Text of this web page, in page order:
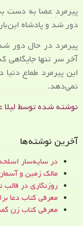
پیرمردِ عصا به دست
دور شد و پادشاه
پیرمرد در حال دور
آخر سر تنها
این پیرمرد طماع
نمی‌دهد.
نوشته شده توسط لیلا
آخرین نوشته‌ها
در سایه‌سار
مالک زمین و
روزنگاری در قالب
معرفی کتاب دعا
معرفی کتاب زن‌